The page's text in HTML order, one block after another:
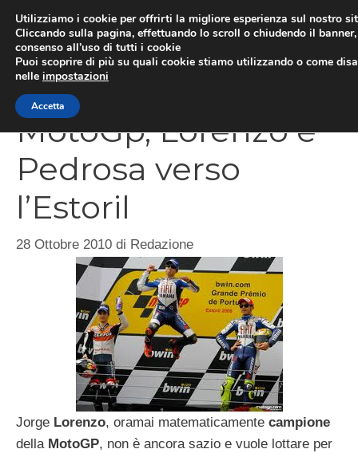
contenuto
MotoGp, Lorenzo e
Pedrosa verso
l’Estoril
28 Ottobre 2010 di Redazione
Jorge Lorenzo, oramai matematicamente campione
della MotoGP, non è ancora sazio e vuole lottare per
Utilizziamo i cookie per offrirti la migliore esperienza sul nostro
Cliccando sulla pagina, effettuando lo scroll o chiudendo il
consenso all’uso di tutti i cookie
Puoi scoprire di più su quali cookie stiamo utilizzando o come
nelle impostazioni
Accetta